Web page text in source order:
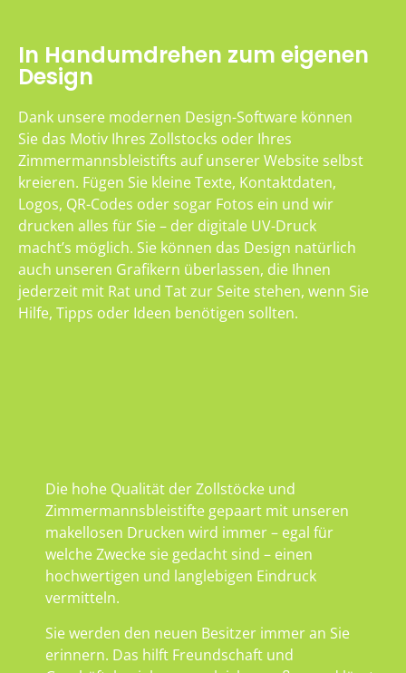
In Handumdrehen zum eigenen
Design
Dank unsere modernen Design-Software können
Sie das Motiv Ihres Zollstocks oder Ihres
Zimmermannsbleistifts auf unserer Website selbst
kreieren. Fügen Sie kleine Texte, Kontaktdaten,
Logos, QR-Codes oder sogar Fotos ein und wir
drucken alles für Sie – der digitale UV-Druck
macht’s möglich. Sie können das Design natürlich
auch unseren Grafikern überlassen, die Ihnen
jederzeit mit Rat und Tat zur Seite stehen, wenn Sie
Hilfe, Tipps oder Ideen benötigen sollten.
Die hohe Qualität der Zollstöcke und
Zimmermannsbleistifte gepaart mit unseren
makellosen Drucken wird immer – egal für
welche Zwecke sie gedacht sind – einen
hochwertigen und langlebigen Eindruck
vermitteln.
Sie werden den neuen Besitzer immer an Sie
erinnern. Das hilft Freundschaft und